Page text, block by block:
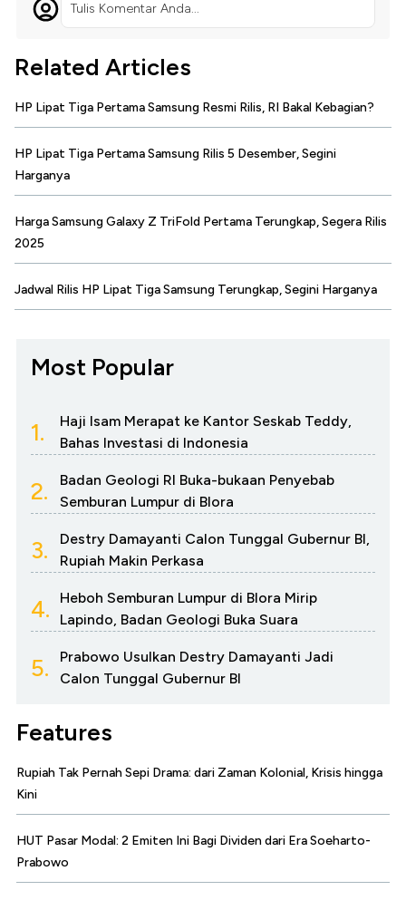
Tulis Komentar Anda...
Related Articles
HP Lipat Tiga Pertama Samsung Resmi Rilis, RI Bakal Kebagian?
HP Lipat Tiga Pertama Samsung Rilis 5 Desember, Segini
Harganya
Harga Samsung Galaxy Z TriFold Pertama Terungkap, Segera Rilis
2025
Jadwal Rilis HP Lipat Tiga Samsung Terungkap, Segini Harganya
Most Popular
1.
Haji Isam Merapat ke Kantor Seskab Teddy,
Bahas Investasi di Indonesia
2.
Badan Geologi RI Buka-bukaan Penyebab
Semburan Lumpur di Blora
3.
Destry Damayanti Calon Tunggal Gubernur BI,
Rupiah Makin Perkasa
4.
Heboh Semburan Lumpur di Blora Mirip
Lapindo, Badan Geologi Buka Suara
5.
Prabowo Usulkan Destry Damayanti Jadi
Calon Tunggal Gubernur BI
Features
Rupiah Tak Pernah Sepi Drama: dari Zaman Kolonial, Krisis hingga
Kini
HUT Pasar Modal: 2 Emiten Ini Bagi Dividen dari Era Soeharto-
Prabowo